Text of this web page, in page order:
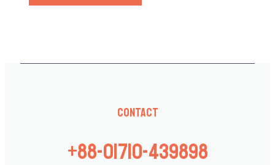
Contact
+88-01710-439898